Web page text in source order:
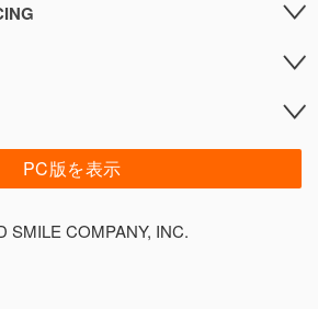
PC版を表示
SMILE COMPANY, INC.